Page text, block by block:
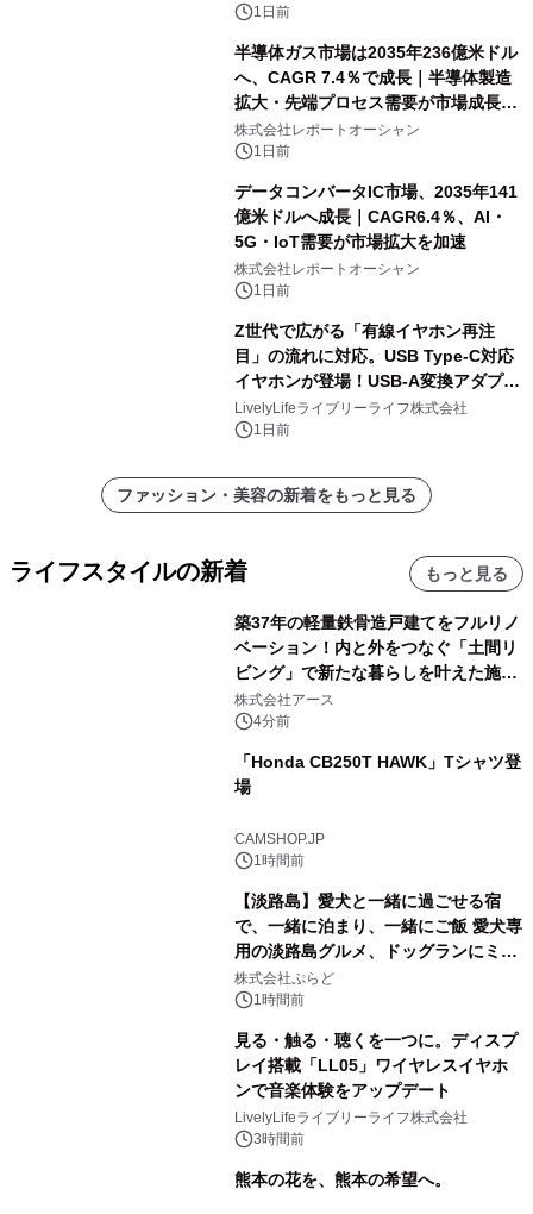
1日前
半導体ガス市場は2035年236億米ドル
へ、CAGR 7.4％で成長｜半導体製造
拡大・先端プロセス需要が市場成長を
加速
株式会社レポートオーシャン
1日前
データコンバータIC市場、2035年141
億米ドルへ成長｜CAGR6.4％、AI・
5G・IoT需要が市場拡大を加速
株式会社レポートオーシャン
1日前
Z世代で広がる「有線イヤホン再注
目」の流れに対応。USB Type-C対応
イヤホンが登場！USB-A変換アダプタ
ー付きでスマホからパソコンまで幅広
く活用可能
LivelyLifeライブリーライフ株式会社
1日前
ファッション・美容の新着をもっと見る
ライフスタイルの新着 もっと見る
築37年の軽量鉄骨造戸建てをフルリノ
ベーション！内と外をつなぐ「土間リ
ビング」で新たな暮らしを叶えた施工
事例を株式会社アースが公開
株式会社アース
4分前
「Honda CB250T HAWK」Tシャツ登
場
CAMSHOP.JP
1時間前
【淡路島】愛犬と一緒に過ごせる宿
で、一緒に泊まり、一緒にご飯 愛犬専
用の淡路島グルメ、ドッグランにミニ
プール グランピングとトレーラーハウ
スの2施設で
株式会社ぷらど
1時間前
見る・触る・聴くを一つに。ディスプ
レイ搭載「LL05」ワイヤレスイヤホ
ンで音楽体験をアップデート
LivelyLifeライブリーライフ株式会社
3時間前
熊本の花を、熊本の希望へ。